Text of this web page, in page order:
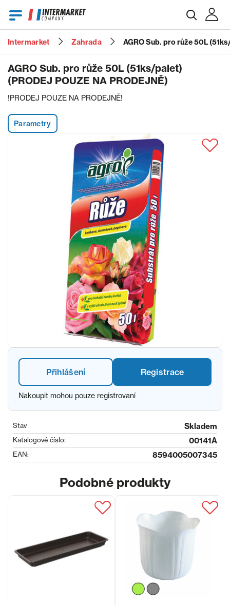
Heslo
Zapomenuté heslo?
Intermarket Zahrada AGRO Sub. pro růže 50L
AGRO Sub. pro růže 50L (51ks/palet)
(PRODEJ POUZE NA PRODEJNĚ)
!PRODEJ POUZE NA PRODEJNĚ!
Parametry
Přihlášení Registrace
Nakoupit mohou pouze registrovaní
Stav Skladem
Katalogové číslo: 00141A
EAN: 8594005007345
Podobné produkty